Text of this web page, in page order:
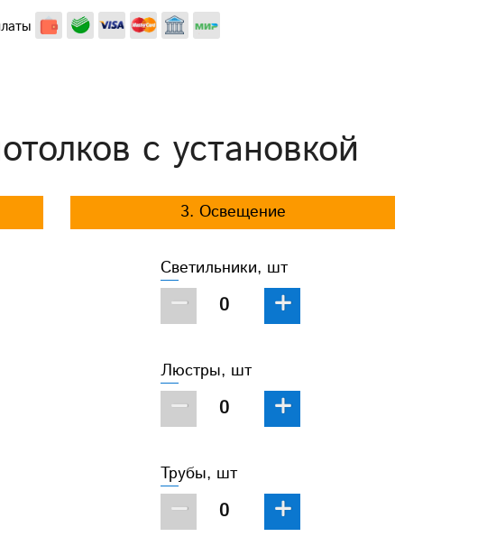
с установкой
3. Освещение
Светильники, шт
− +
Люстры, шт
− +
Трубы, шт
− +